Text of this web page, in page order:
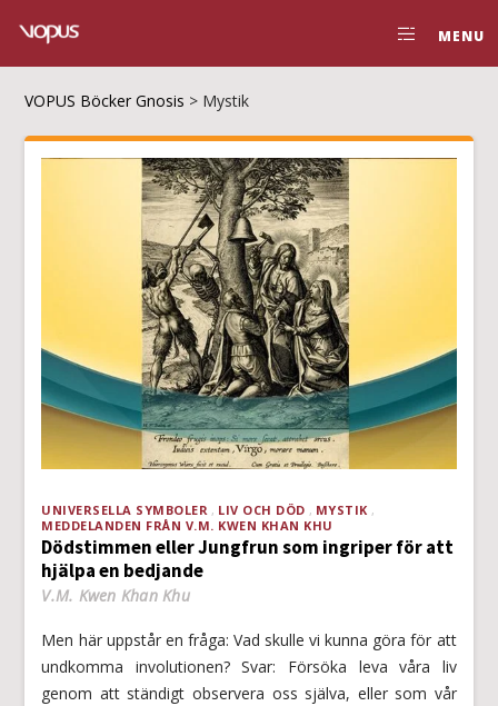
MENU
VOPUS Böcker Gnosis > Mystik
UNIVERSELLA SYMBOLER LIV OCH DÖD
MYSTIK
MEDDELANDEN FRÅN V.M. KWEN KHAN KHU
Dödstimmen eller Jungfrun som ingriper för att
hjälpa en bedjande
V.M. Kwen Khan Khu
Men här uppstår en fråga: Vad skulle vi kunna göra för att
undkomma involutionen? Svar: Försöka leva våra liv
genom att ständigt observera oss själva, eller som vår